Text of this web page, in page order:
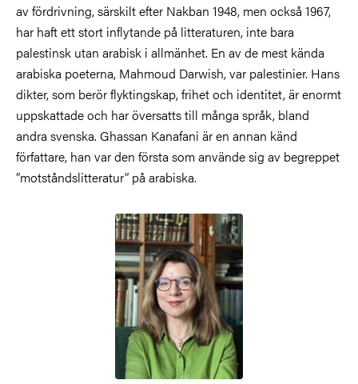
av fördrivning, särskilt efter Nakban 1948, men också 1967,
har haft ett stort inflytande på litteraturen, inte bara
palestinsk utan arabisk i allmänhet. En av de mest kända
arabiska poeterna, Mahmoud Darwish, var palestinier. Hans
dikter, som berör flyktingskap, frihet och identitet, är enormt
uppskattade och har översatts till många språk, bland
andra svenska. Ghassan Kanafani är en annan känd
författare, han var den första som använde sig av begreppet
”motståndslitteratur” på arabiska.
Bild